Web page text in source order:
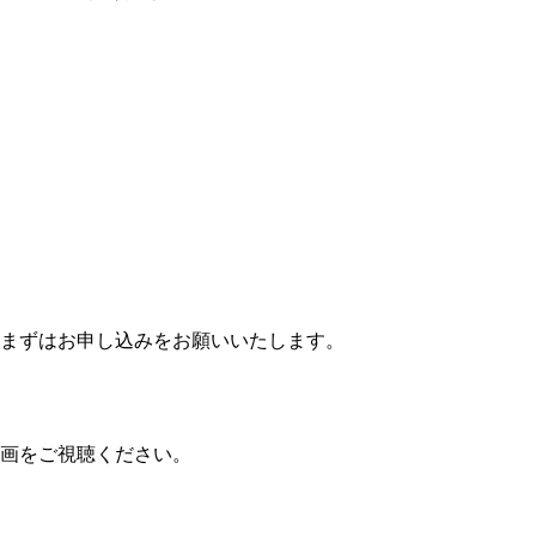
ずはお申し込みをお願いいたします。
をご視聴ください。